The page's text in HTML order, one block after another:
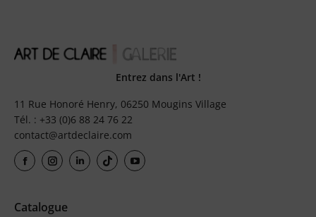
Entrez dans l'Art !
11 Rue Honoré Henry, 06250 Mougins Village
Tél. : +33 (0)6 88 24 76 22
contact@artdeclaire.com
Catalogue